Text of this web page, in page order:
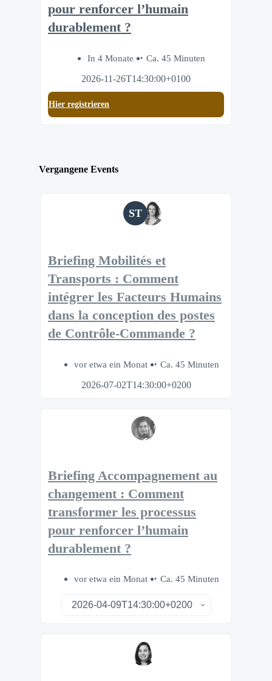
pour renforcer l’humain
durablement ?
In 4 Monate
Ca. 45 Minuten
2026-11-26T14:30:00+0100
Hier registrieren
Vergangene Events
ST
Briefing Mobilités et
Transports : Comment
intégrer les Facteurs Humains
dans la conception des postes
de Contrôle-Commande ?
vor etwa ein Monat
Ca. 45 Minuten
2026-07-02T14:30:00+0200
Briefing Accompagnement au
changement : Comment
transformer les processus
pour renforcer l’humain
durablement ?
vor etwa ein Monat Ca. 45 Minuten